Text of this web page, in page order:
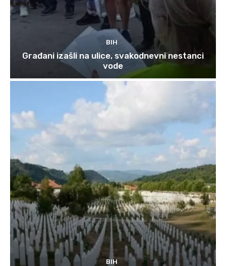
BIH
Građani izašli na ulice, svakodnevni nestanci
vode
BIH